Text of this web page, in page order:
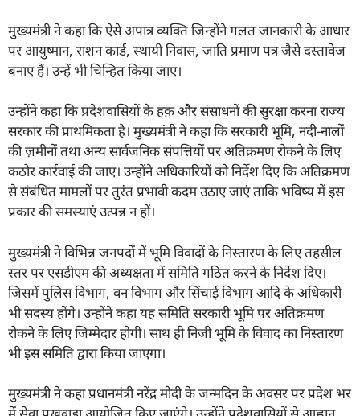
मुख्यमंत्री ने कहा कि ऐसे अपात्र व्यक्ति जिन्होंने गलत जानकारी के आधार
पर आयुष्मान, राशन कार्ड, स्थायी निवास, जाति प्रमाण पत्र जैसे दस्तावेज
बनाए हैं। उन्हें भी चिन्हित किया जाए।
उन्होंने कहा कि प्रदेशवासियों के हक़ और संसाधनों की सुरक्षा करना राज्य
सरकार की प्राथमिकता है। मुख्यमंत्री ने कहा कि सरकारी भूमि, नदी-नालों
की ज़मीनों तथा अन्य सार्वजनिक संपत्तियों पर अतिक्रमण रोकने के लिए
कठोर कार्रवाई की जाए। उन्होंने अधिकारियों को निर्देश दिए कि अतिक्रमण
से संबंधित मामलों पर तुरंत प्रभावी कदम उठाए जाएं ताकि भविष्य में इस
प्रकार की समस्याएं उत्पन्न न हों।
मुख्यमंत्री ने विभिन्न जनपदों में भूमि विवादों के निस्तारण के लिए तहसील
स्तर पर एसडीएम की अध्यक्षता में समिति गठित करने के निर्देश दिए।
जिसमें पुलिस विभाग, वन विभाग और सिंचाई विभाग आदि के अधिकारी
भी सदस्य होंगे। उन्होंने कहा यह समिति सरकारी भूमि पर अतिक्रमण
रोकने के लिए जिम्मेदार होगी। साथ ही निजी भूमि के विवाद का निस्तारण
भी इस समिति द्वारा किया जाएगा।
मुख्यमंत्री ने कहा प्रधानमंत्री नरेंद्र मोदी के जन्मदिन के अवसर पर प्रदेश भर